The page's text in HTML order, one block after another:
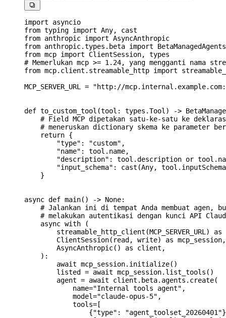

import asyncio
from typing import Any, cast
from anthropic import AsyncAnthropic
from anthropic.types.beta import
from mcp import ClientSession, types
# Memerlukan mcp >= 1.24, yang mengganti nama
from mcp.client.streamable_http import
MCP_SERVER_URL
= "http://
def to_custom_tool (tool : types.Tool) ->
# Field MCP dipetakan satu-ke-satu ke
# meneruskan dictionary skema ke parameter
    return
{
        "type"
: "custom" ,
        "name"
: tool.name,
        "description"
: tool.description or
        "input_schema"
: cast(Any,
    }
async def main() -> None:
# Jalankan ini di tempat Anda membuat agen,
# melakukan autentikasi dengan kunci API
    async
with (
        streamable_http_client(
MCP_SERVER_URL ) as
        ClientSession(read, write)
as mcp_session,
        AsyncAnthropic()
as client,
    ):
        await
mcp_session.initialize()
        listed
= await mcp_session.list_tools()
        agent
= await client.beta.agents.create(
            name
="Internal tools agent" ,
            model
="claude-opus-5" ,
            tools
= [
                {
"type" : "agent_toolset_20260401"